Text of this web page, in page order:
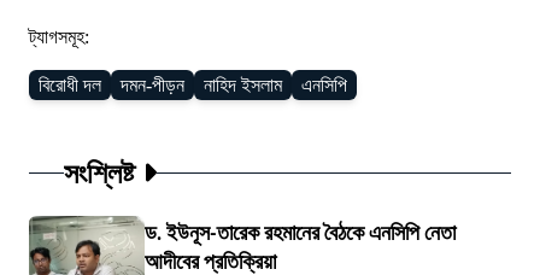
ট্যাগসমূহ:
বিরোধী দল দমন-পীড়ন নাহিদ ইসলাম এনসিপি
সংশ্লিষ্ট
ড. ইউনূস-তারেক রহমানের বৈঠকে এনসিপি নেতা
আদীবের প্রতিক্রিয়া